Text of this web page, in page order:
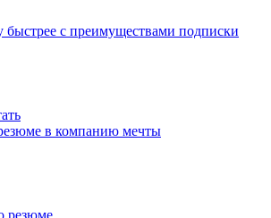
быстрее с преимуществами подписки
в компанию мечты
резюме